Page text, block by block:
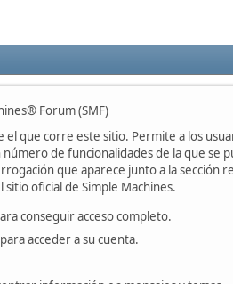
Forum (SMF)
que corre este sitio. Permite a los
de funcionalidades de la que se
que aparece junto a la sección
sitio oficial de Simple Machines.
conseguir acceso completo.
acceder a su cuenta.